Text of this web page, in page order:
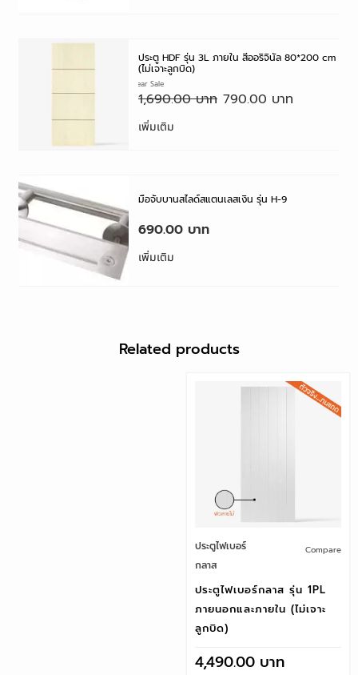
6.6 Mid year Sale
ประตู HDF รุ่น 3L ภายใน สีออริจินัล 80*200 cm
(ไม่เจาะลูกบิด)
1,690.00 790.00
เพิ่มเติม
handle
มือจับบานสไลด์สแตนเลสเงิน รุ่น H-9
690.00
เพิ่มเติม
Related products
ประตูไฟเบอร์
กลาส
Compare
ประตูไฟเบอร์กลาส รุ่น 1PL
ภายนอกและภายใน (ไม่เจาะ
ลูกบิด)
4,490.00